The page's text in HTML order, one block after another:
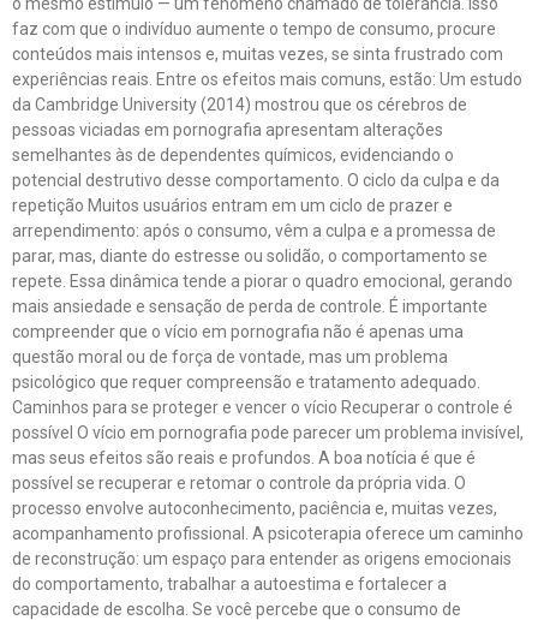
faz com que o indivíduo aumente o tempo de consumo, procure
conteúdos mais intensos e, muitas vezes, se sinta frustrado com
experiências reais. Entre os efeitos mais comuns, estão: Um estudo
da Cambridge University (2014) mostrou que os cérebros de
pessoas viciadas em pornografia apresentam alterações
semelhantes às de dependentes químicos, evidenciando o
potencial destrutivo desse comportamento. O ciclo da culpa e da
repetição Muitos usuários entram em um ciclo de prazer e
arrependimento: após o consumo, vêm a culpa e a promessa de
parar, mas, diante do estresse ou solidão, o comportamento se
repete. Essa dinâmica tende a piorar o quadro emocional, gerando
mais ansiedade e sensação de perda de controle. É importante
compreender que o vício em pornografia não é apenas uma
questão moral ou de força de vontade, mas um problema
psicológico que requer compreensão e tratamento adequado.
Caminhos para se proteger e vencer o vício Recuperar o controle é
possível O vício em pornografia pode parecer um problema invisível,
mas seus efeitos são reais e profundos. A boa notícia é que é
possível se recuperar e retomar o controle da própria vida. O
processo envolve autoconhecimento, paciência e, muitas vezes,
acompanhamento profissional. A psicoterapia oferece um caminho
de reconstrução: um espaço para entender as origens emocionais
do comportamento, trabalhar a autoestima e fortalecer a
capacidade de escolha. Se você percebe que o consumo de